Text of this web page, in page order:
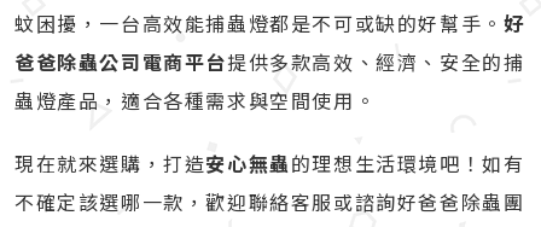
蚊困擾，一台高效能捕蟲燈都是不可或缺的好幫手。 好
爸爸除蟲公司電商平台提供多款高效、經濟、安全的捕
蟲燈產品，適合各種需求與空間使用。
現在就來選購，打造安心無蟲的理想生活環境吧！如有
不確定該選哪一款，歡迎聯絡客服或諮詢好爸爸除蟲團